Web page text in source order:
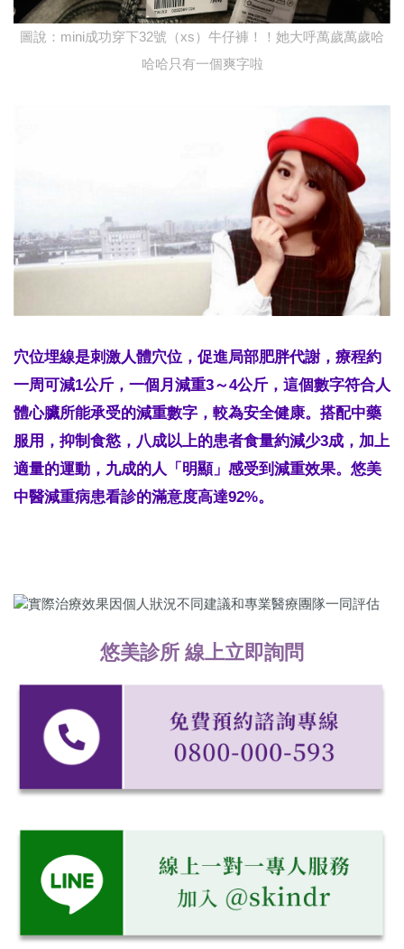
圖說：mini成功穿下32號（xs）牛仔褲！！她大呼萬歲萬歲哈
哈哈只有一個爽字啦
穴位埋線是刺激人體穴位，促進局部肥胖代謝，療程約
一周可減1公斤，一個月減重3～4公斤，這個數字符合人
體心臟所能承受的減重數字，較為安全健康。搭配中藥
服用，抑制食慾，八成以上的患者食量約減少3成，加上
適量的運動，九成的人「明顯」感受到減重效果。悠美
中醫減重病患看診的滿意度高達92%。
悠美診所 線上立即詢問